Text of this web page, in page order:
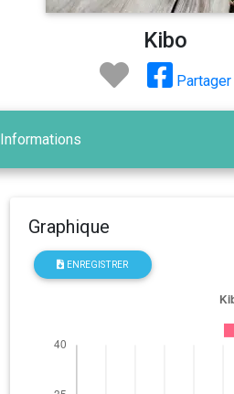
Kibo
Partager
Informations
Graphique
ENREGISTRER